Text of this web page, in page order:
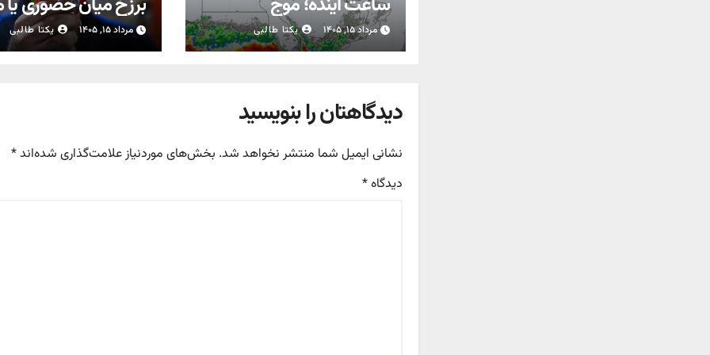
بارش‌های تابستانه در راه ۱۱
استان
مرداد ۱۵, ۱۴۰۵ یکتا طالبی شدن مدارس
مرداد ۱۵, ۱۴۰۵ یکتا طالبی
دیدگاهتان را بنویسید
نشانی ایمیل شما منتشر نخواهد شد. بخش‌های موردنیاز علامت‌گذاری شده‌اند*
دیدگاه*